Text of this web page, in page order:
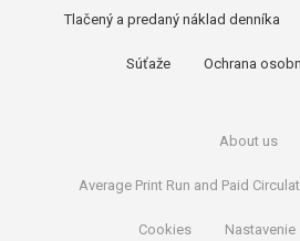
Tlačený a predaný náklad denníka
Súťaže Ochrana
About us
Average Print Run and Paid
Cookies